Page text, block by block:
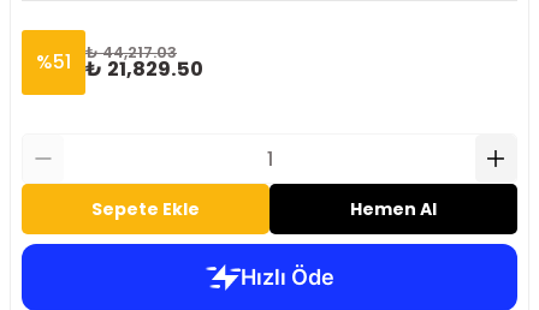
%51 ₺ 44,217.03
₺ 21,829.50
Sepete Ekle Hemen Al